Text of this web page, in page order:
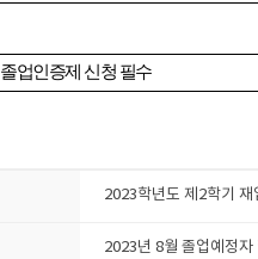
졸업인증제 신청 필수
2023학년도 제2학기 재
2023년 8월 졸업예정자